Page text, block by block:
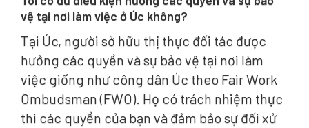
vệ tại nơi làm việc ở Úc không?
Tại Úc, người sở hữu thị thực đối tác được
hưởng các quyền và sự bảo vệ tại nơi làm
việc giống như công dân Úc theo Fair Work
Ombudsman (FWO). Họ có trách nhiệm thực
thi các quyền của bạn và đảm bảo sự đối xử